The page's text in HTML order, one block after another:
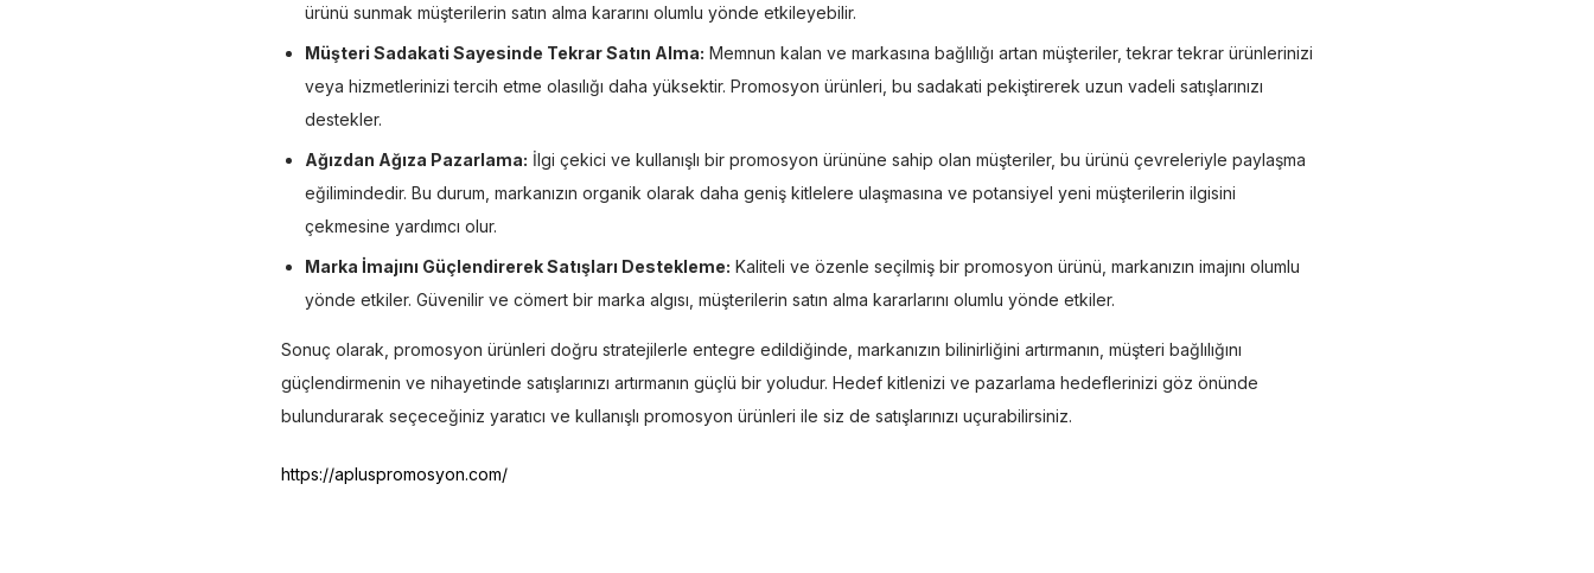
ürünü sunmak müşterilerin satın alma kararını olumlu yönde etkileyebilir.
Müşteri Sadakati Sayesinde Tekrar Satın Alma: Memnun kalan ve markasına bağlılığı artan müşteriler, tekrar tekrar ürünlerinizi
veya hizmetlerinizi tercih etme olasılığı daha yüksektir. Promosyon ürünleri, bu sadakati pekiştirerek uzun vadeli satışlarınızı
destekler.
Ağızdan Ağıza Pazarlama: İlgi çekici ve kullanışlı bir promosyon ürününe sahip olan müşteriler, bu ürünü çevreleriyle paylaşma
eğilimindedir. Bu durum, markanızın organik olarak daha geniş kitlelere ulaşmasına ve potansiyel yeni müşterilerin ilgisini
çekmesine yardımcı olur.
Marka İmajını Güçlendirerek Satışları Destekleme: Kaliteli ve özenle seçilmiş bir promosyon ürünü, markanızın imajını olumlu
yönde etkiler. Güvenilir ve cömert bir marka algısı, müşterilerin satın alma kararlarını olumlu yönde etkiler.
Sonuç olarak, promosyon ürünleri doğru stratejilerle entegre edildiğinde, markanızın bilinirliğini artırmanın, müşteri bağlılığını
güçlendirmenin ve nihayetinde satışlarınızı artırmanın güçlü bir yoludur. Hedef kitlenizi ve pazarlama hedeflerinizi göz önünde
bulundurarak seçeceğiniz yaratıcı ve kullanışlı promosyon ürünleri ile siz de satışlarınızı uçurabilirsiniz.
https://apluspromosyon.com/